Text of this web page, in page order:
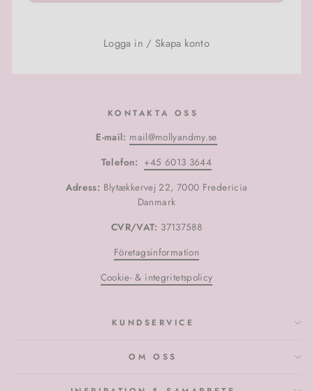
Logga in / Skapa konto
KONTAKTA OSS
E-mail: mail@mollyandmy.se
Telefon: +45 6013 3644
Adress: Blytækkervej 22, 7000 Fredericia
Danmark
CVR/VAT: 37137588
Företagsinformation
Cookie- & integritetspolicy
KUNDSERVICE
OM OSS